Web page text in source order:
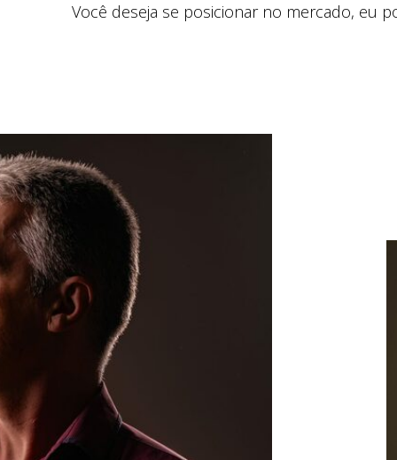
Você deseja se posicionar no mercado, eu